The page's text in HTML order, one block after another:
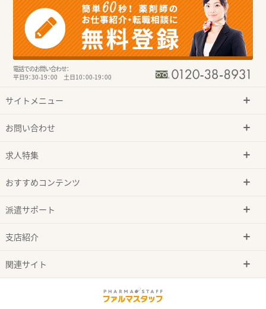
電話でのお問い合わせ：
平日9：30-19：00 土日10：00-19：00
サイトメニュー
お問い合わせ
求人特集
おすすめコンテンツ
派遣サポート
支店紹介
関連サイト